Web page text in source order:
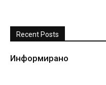
Recent Posts
Информирано